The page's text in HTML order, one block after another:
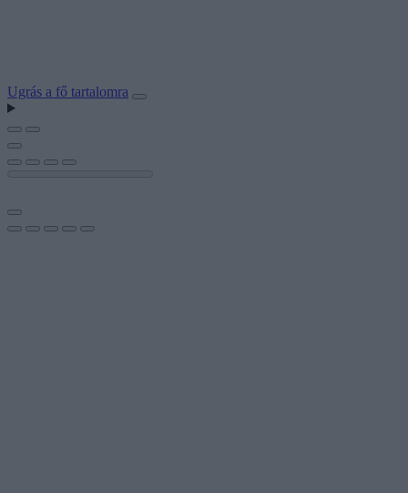
Ugrás a fő tartalomra